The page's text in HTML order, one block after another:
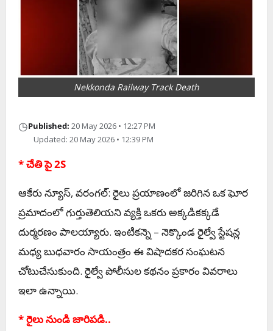
Nekkonda Railway Track Death
◷Published: 20 May 2026 • 12:27 PM
Updated: 20 May 2026 • 12:39 PM
* చేతి పై 2S
ఆకేరు న్యూస్, వరంగల్: రైలు ప్రయాణంలో జరిగిన ఒక ఘోర
ప్రమాదంలో గుర్తుతెలియని వ్యక్తి ఒకరు అక్కడికక్కడే
దుర్మరణం పాలయ్యారు. ఇంటికన్నె – నెక్కొండ రైల్వే స్టేషన్ల
మధ్య బుధవారం సాయంత్రం ఈ విషాదకర సంఘటన
చోటుచేసుకుంది. రైల్వే పోలీసుల కథనం ప్రకారం వివరాలు
ఇలా ఉన్నాయి.
* రైలు నుండి జారిపడి..